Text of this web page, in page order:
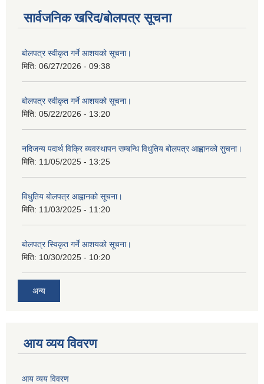
सार्वजनिक खरिद/बोलपत्र सूचना
बोलपत्र स्वीकृत गर्ने आशयको सूचना।
मिति: 06/27/2026 - 09:38
बोलपत्र स्वीकृत गर्ने आशयको सूचना।
मिति: 05/22/2026 - 13:20
नदिजन्य पदार्थ विक्रि ब्यवस्थापन सम्बन्धि विधुतिय बोलपत्र आह्वानको सुचना।
मिति: 11/05/2025 - 13:25
विधुतिय बोलपत्र आह्वानको सूचना।
मिति: 11/03/2025 - 11:20
बोलपत्र स्विकृत गर्ने आशयको सूचना।
मिति: 10/30/2025 - 10:20
अन्य
आय व्यय विवरण
आय व्यय विवरण